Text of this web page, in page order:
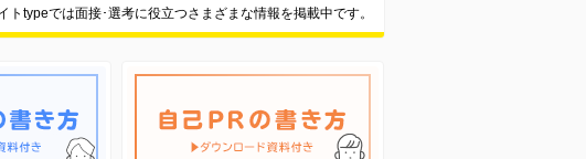
トtypeでは面接･選考に役立つさまざまな情報を掲載中です。